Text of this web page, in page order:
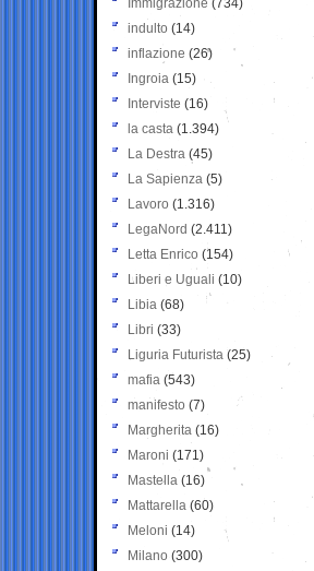
Immigrazione (734)
indulto (14)
inflazione (26)
Ingroia (15)
Interviste (16)
la casta (1.394)
La Destra (45)
La Sapienza (5)
Lavoro (1.316)
LegaNord (2.411)
Letta Enrico (154)
Liberi e Uguali (10)
Libia (68)
Libri (33)
Liguria Futurista (25)
mafia (543)
manifesto (7)
Margherita (16)
Maroni (171)
Mastella (16)
Mattarella (60)
Meloni (14)
Milano (300)